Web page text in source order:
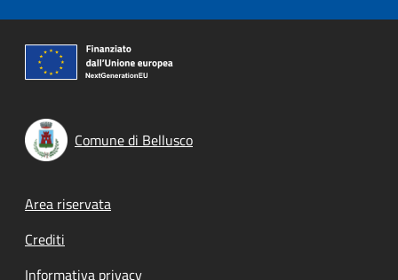
Comune di Bellusco
Footer menu
Area riservata
Crediti
Informativa privacy